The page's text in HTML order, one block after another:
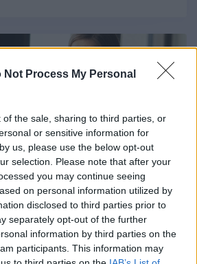
Not Process My Personal
of the sale, sharing to third parties, or
or sensitive information for
us, please use the below opt-out
selection. Please note that after your
you may continue seeing
on personal information utilized by
disclosed to third parties prior to
separately opt-out of the further
information by third parties on the
participants. This information may
kassatilanteesi
toimimalla nyt